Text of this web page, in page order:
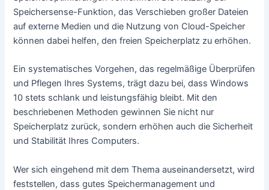
Speichersense-Funktion, das Verschieben großer Dateien
auf externe Medien und die Nutzung von Cloud-Speicher
können dabei helfen, den freien Speicherplatz zu erhöhen.
Ein systematisches Vorgehen, das regelmäßige Überprüfen
und Pflegen Ihres Systems, trägt dazu bei, dass Windows
10 stets schlank und leistungsfähig bleibt. Mit den
beschriebenen Methoden gewinnen Sie nicht nur
Speicherplatz zurück, sondern erhöhen auch die Sicherheit
und Stabilität Ihres Computers.
Wer sich eingehend mit dem Thema auseinandersetzt, wird
feststellen, dass gutes Speichermanagement und